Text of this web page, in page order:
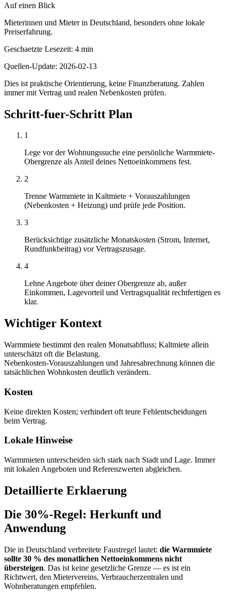
Auf einen Blick
Mieterinnen und Mieter in Deutschland, besonders ohne lokale
Preiserfahrung.
Geschaetzte Lesezeit: 4 min
Quellen-Update: 2026-02-13
Dies ist praktische Orientierung, keine Finanzberatung. Zahlen
immer mit Vertrag und realen Nebenkosten prüfen.
Schritt-fuer-Schritt Plan
1
Lege vor der Wohnungssuche eine persönliche Warmmiete-
Obergrenze als Anteil deines Nettoeinkommens fest.
2
Trenne Warmmiete in Kaltmiete + Vorauszahlungen
(Nebenkosten + Heizung) und prüfe jede Position.
3
Berücksichtige zusätzliche Monatskosten (Strom, Internet,
Rundfunkbeitrag) vor Vertragszusage.
4
Lehne Angebote über deiner Obergrenze ab, außer
Einkommen, Lagevorteil und Vertragsqualität rechtfertigen es
klar.
Wichtiger Kontext
Warmmiete bestimmt den realen Monatsabfluss; Kaltmiete allein
unterschätzt oft die Belastung.
Nebenkosten-Vorauszahlungen und Jahresabrechnung können die
tatsächlichen Wohnkosten deutlich verändern.
Kosten
Keine direkten Kosten; verhindert oft teure Fehlentscheidungen
beim Vertrag.
Lokale Hinweise
Warmmieten unterscheiden sich stark nach Stadt und Lage. Immer
mit lokalen Angeboten und Referenzwerten abgleichen.
Detaillierte Erklaerung
Die 30%-Regel: Herkunft und
Anwendung
Die in Deutschland verbreitete Faustregel lautet: die Warmmiete
sollte 30 % des monatlichen Nettoeinkommens nicht
übersteigen. Das ist keine gesetzliche Grenze — es ist ein
Richtwert, den Mietervereins, Verbraucherzentralen und
Wohnberatungen empfehlen.